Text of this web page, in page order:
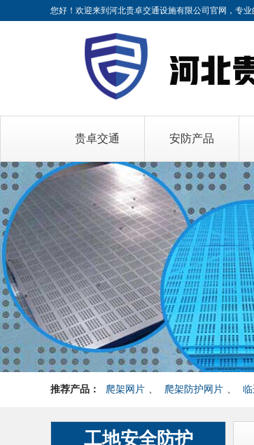
您好！欢迎来到河北贵卓交通设施有限公司官网，专业
贵卓交通 安防产品
推荐产品： 爬架网片 、 爬架防护网片 、
工地安全防护